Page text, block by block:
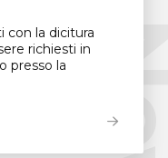
con la dicitura
richiesti in
presso la